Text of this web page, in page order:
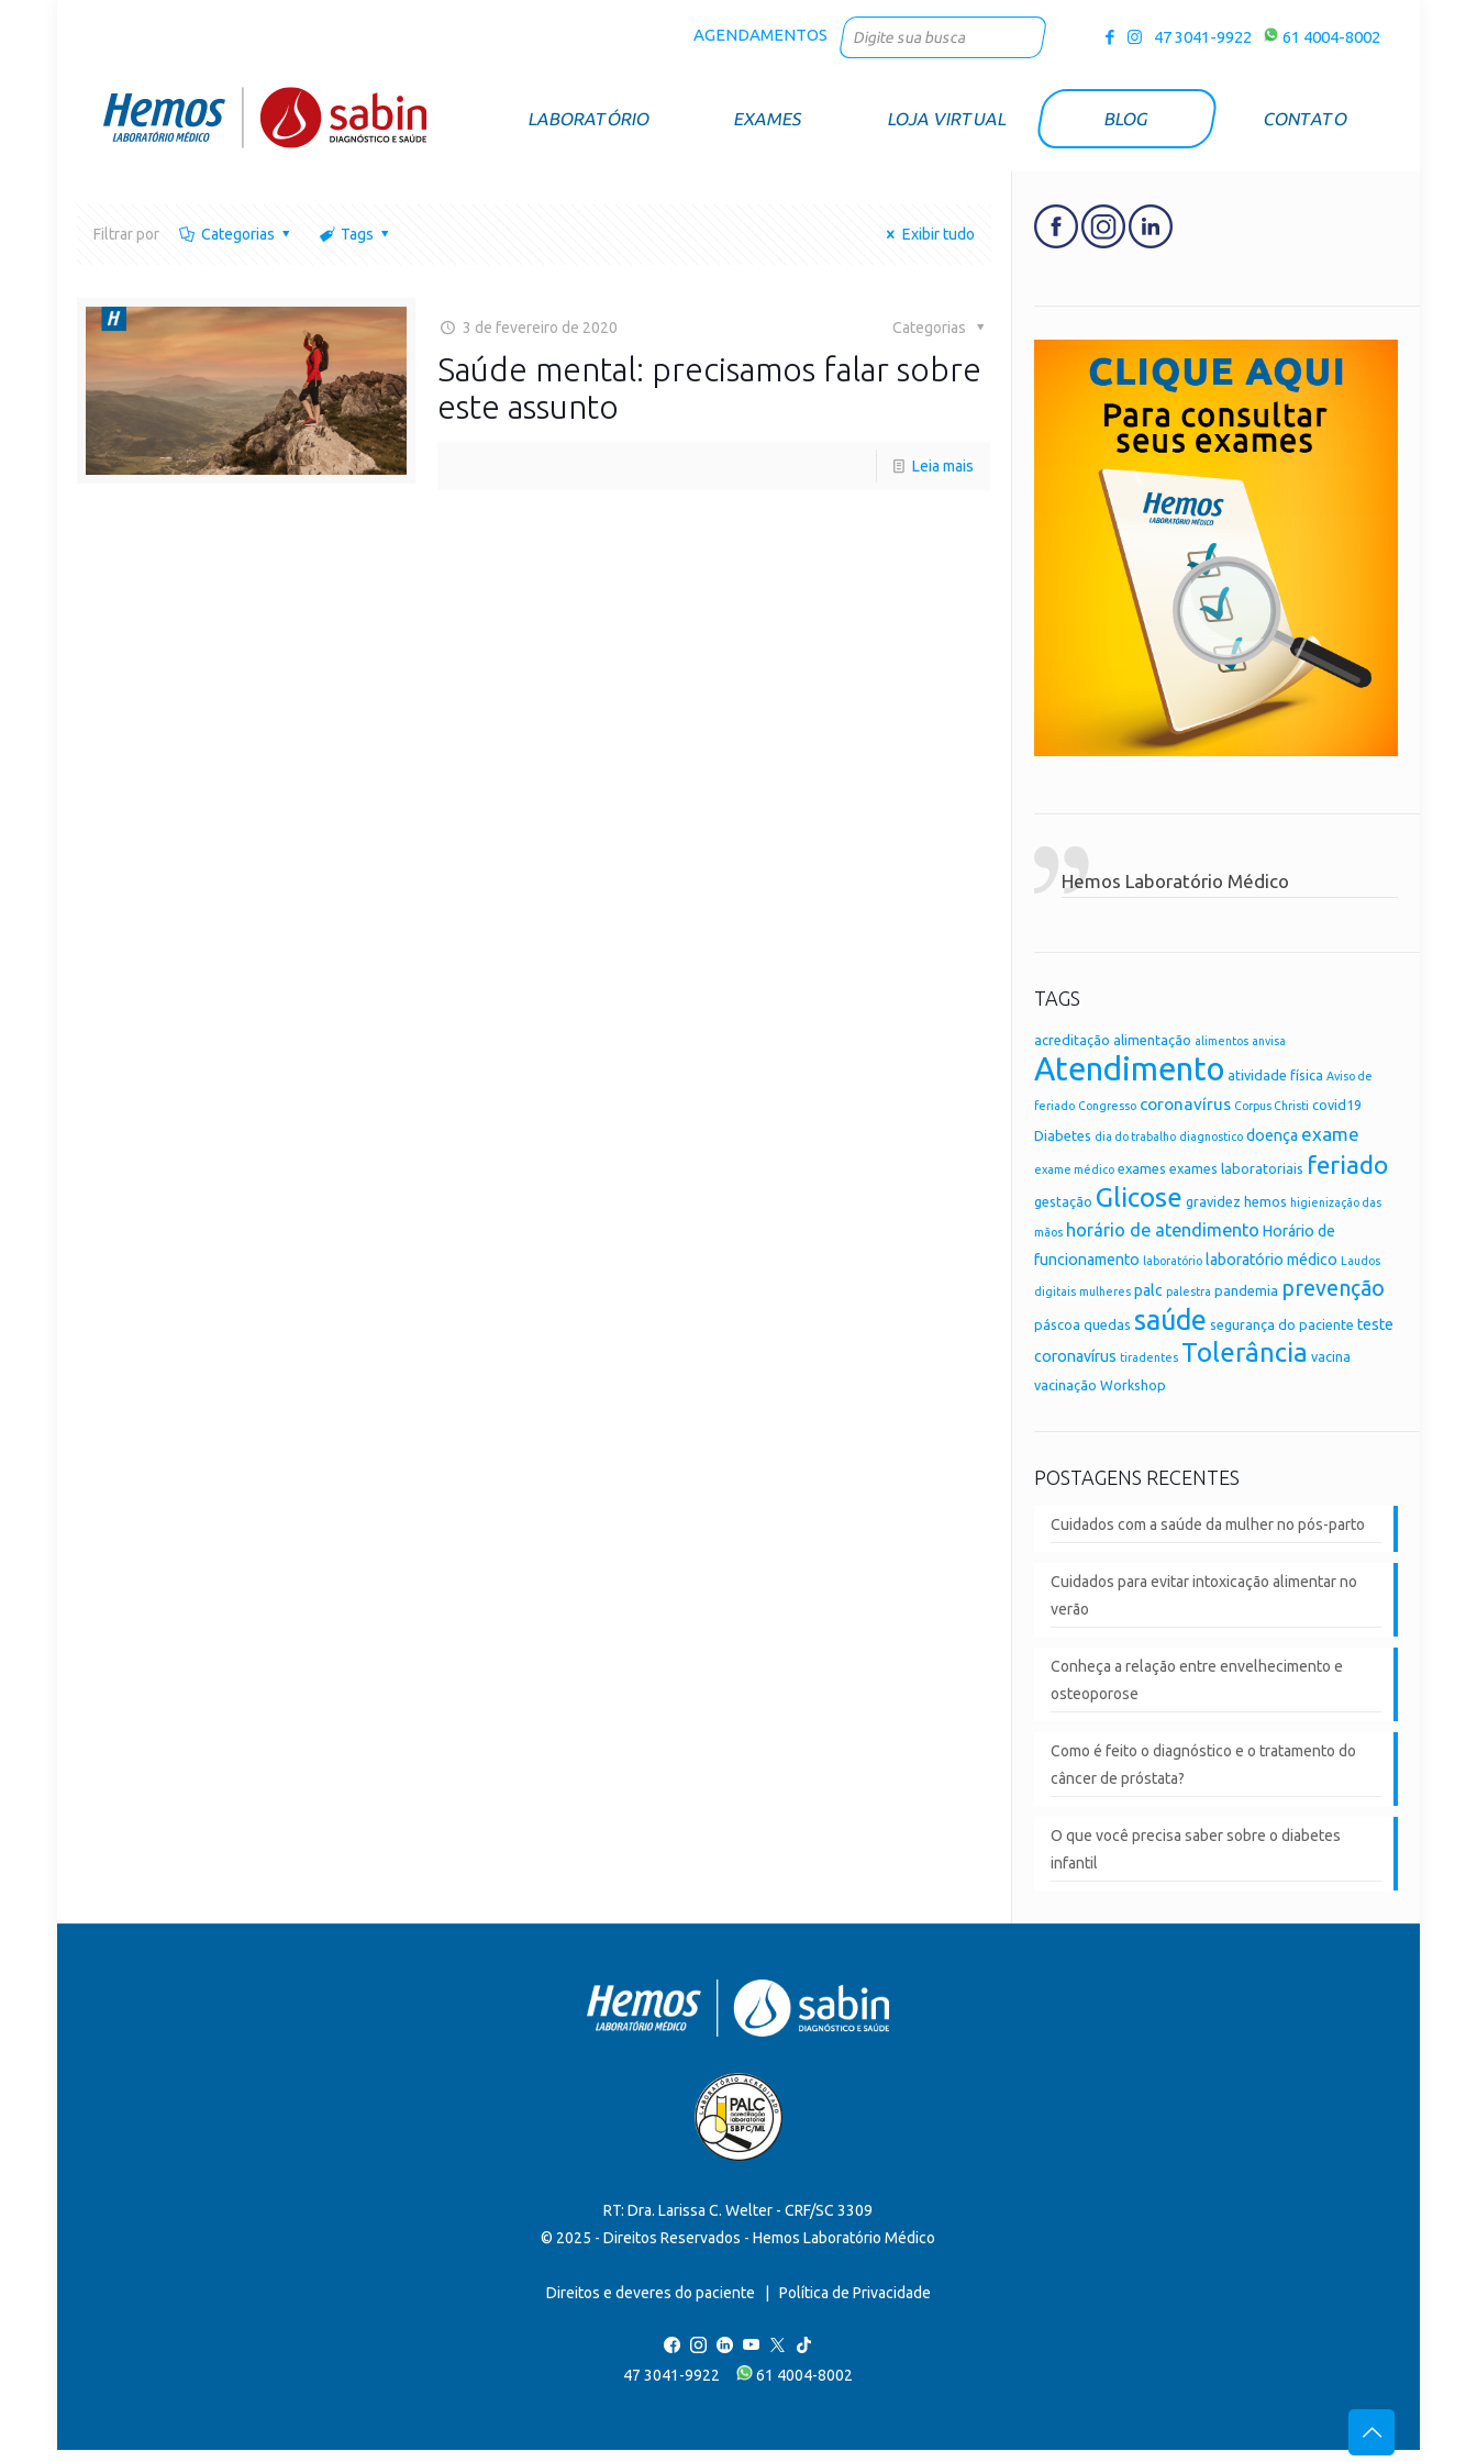
AGENDAMENTOS 47 3041-9922 61 4004-8002
LABORATÓRIO EXAMES LOJA VIRTUAL BLOG CONTATO
Filtrar por Categorias Tags Exibir tudo
3 de fevereiro de 2020 Categorias
Saúde mental: precisamos falar sobre
este assunto
Leia mais
Hemos Laboratório Médico
TAGS
acreditação alimentação alimentos anvisa
Atendimento atividade física Aviso de
feriado Congresso coronavírus Corpus Christi covid19
Diabetes dia do trabalho diagnostico doença exame
exame médico exames exames laboratoriais feriado
gestação Glicose gravidez hemos higienização das
mãos horário de atendimento Horário de
funcionamento laboratório laboratório médico Laudos
digitais mulheres palc palestra pandemia prevenção
páscoa quedas saúde segurança do paciente teste
coronavírus tiradentes Tolerância vacina
vacinação Workshop
POSTAGENS RECENTES
Cuidados com a saúde da mulher no pós-parto
Cuidados para evitar intoxicação alimentar no
verão
Conheça a relação entre envelhecimento e
osteoporose
Como é feito o diagnóstico e o tratamento do
câncer de próstata?
O que você precisa saber sobre o diabetes
infantil
RT: Dra. Larissa C. Welter - CRF/SC 3309
© 2025 - Direitos Reservados - Hemos Laboratório Médico
Direitos e deveres do paciente Política de Privacidade
47 3041-9922 61 4004-8002